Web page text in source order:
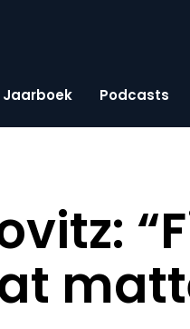
Jaarboek Podcasts